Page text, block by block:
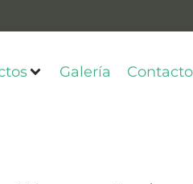
Galería